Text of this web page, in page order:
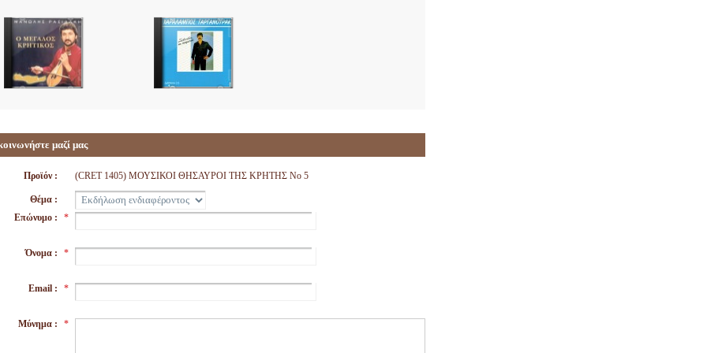
μαζί μας
Προϊόν : (CRET 1405) ΜΟΥΣΙΚΟΙ ΘΗΣΑΥΡΟΙ ΤΗΣ ΚΡΗΤΗΣ Νο 5
Θέμα :
Επώνυμο :
*
Όνομα : *
Email : *
Μύνημα : *